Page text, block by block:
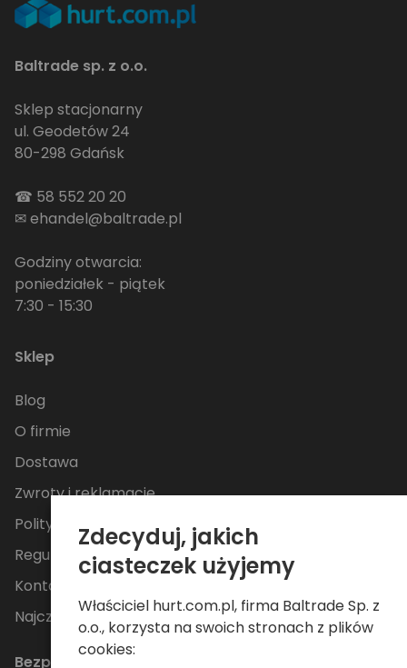
Baltrade sp. z o.o.
Sklep stacjonarny
ul. Geodetów 24
80-298 Gdańsk
☎ 58 552 20 20
✉ehandel@baltrade.pl
Godziny otwarcia:
poniedziałek - piątek
7:30 - 15:30
Sklep
Blog
O firmie
Dostawa
Zwroty i reklamacje
Polityka Prywatności
Regulamin
Kontakt
Najczęściej zadawane pytania
Bezpieczne płatności
Zdecyduj, jakich
ciasteczek użyjemy
Właściciel hurt.com.pl, firma Baltrade Sp. z
o.o., korzysta na swoich stronach z plików
cookies: